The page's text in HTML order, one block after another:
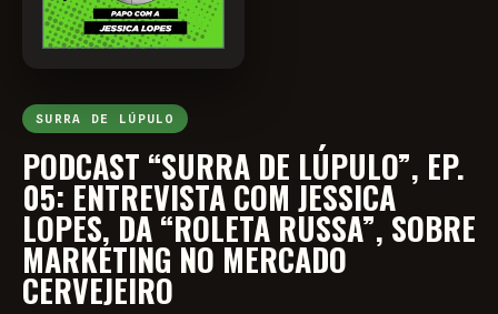
SURRA DE LÚPULO
PODCAST “SURRA DE LÚPULO”, EP.
05: ENTREVISTA COM JESSICA
LOPES, DA “ROLETA RUSSA”, SOBRE
MARKETING NO MERCADO
CERVEJEIRO